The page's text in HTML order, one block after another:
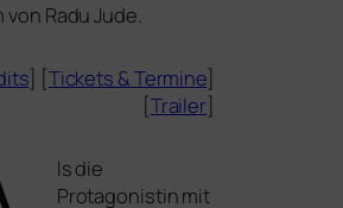
von Radu Jude.
] [Tickets &Termine]
[Trailer]
ls die
Protagonistin mit